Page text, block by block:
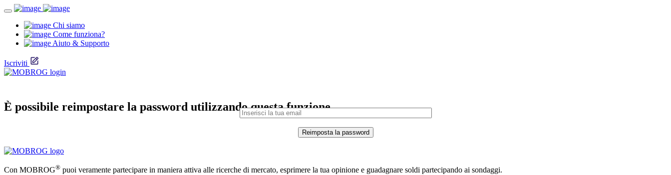
Chi siamo
Come funziona?
Aiuto & Supporto
Iscriviti
È possibile reimpostare la password utilizzando questa funzione.
Con MOBROG® puoi veramente partecipare in maniera attiva alle ricerche di mercato, esprimere la tua opinione e guadagnare soldi partecipando ai sondaggi.